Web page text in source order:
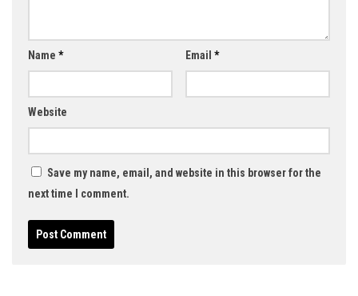
Name * Email *
Website
Save my name, email, and website in this browser for the
next time I comment.